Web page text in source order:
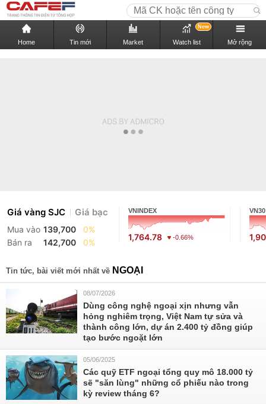
Home Tin mới Market Watch list
New
Mở rộng
Giá vàng SJC Giá bạc
Mua vào 139,700
0%
Bán ra
142,700 0%
VNINDEX
1,764.78 -0.66%
VN30
Tin tức, bài viết mới nhất về NGOẠI
08/07/2026
Dùng công nghệ ngoại xịn nhưng vẫn
hỏng nghiêm trọng, Việt Nam tự sửa và
thành công lớn, dự án 2.400 tỷ đồng giúp
tạo bước ngoặt lớn
05/06/2025
Các quỹ ETF ngoại tổng quy mô 18.000 tỷ
sẽ "săn lùng" những cổ phiếu nào trong
kỳ review tháng 6?